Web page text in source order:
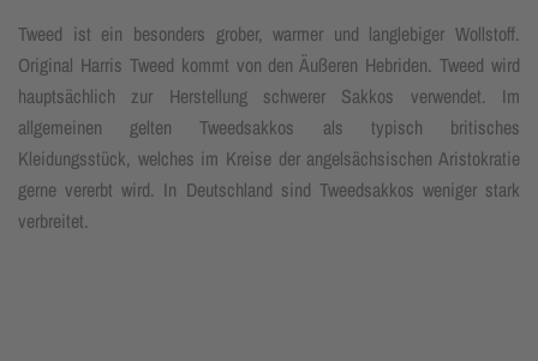
Tweed ist ein besonders grober, warmer und langlebiger Wollstoff.
Original Harris Tweed kommt von den Äußeren Hebriden. Tweed wird
hauptsächlich zur Herstellung schwerer Sakkos verwendet. Im
allgemeinen gelten Tweedsakkos als typisch britisches
Kleidungsstück, welches im Kreise der angelsächsischen Aristokratie
gerne vererbt wird. In Deutschland sind Tweedsakkos weniger stark
verbreitet.